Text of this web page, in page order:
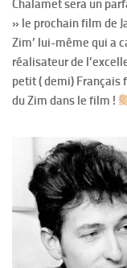
Chalamet sera un
» le prochain film de
Zim’ lui-même qui a
réalisateur de
petit ( demi) Français
du Zim dans le film !